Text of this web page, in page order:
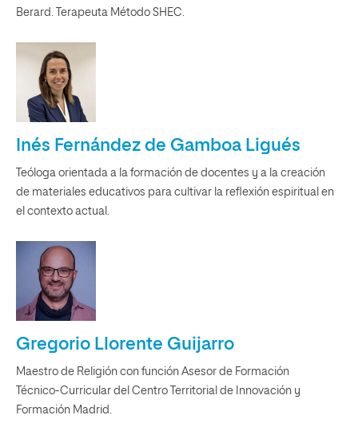
Berard. Terapeuta Método SHEC.
Inés Fernández de Gamboa Ligués
Teóloga orientada a la formación de docentes y a la creación
de materiales educativos para cultivar la reflexión espiritual en
el contexto actual.
Gregorio Llorente Guijarro
Maestro de Religión con función Asesor de Formación
Técnico-Curricular del Centro Territorial de Innovación y
Formación Madrid.